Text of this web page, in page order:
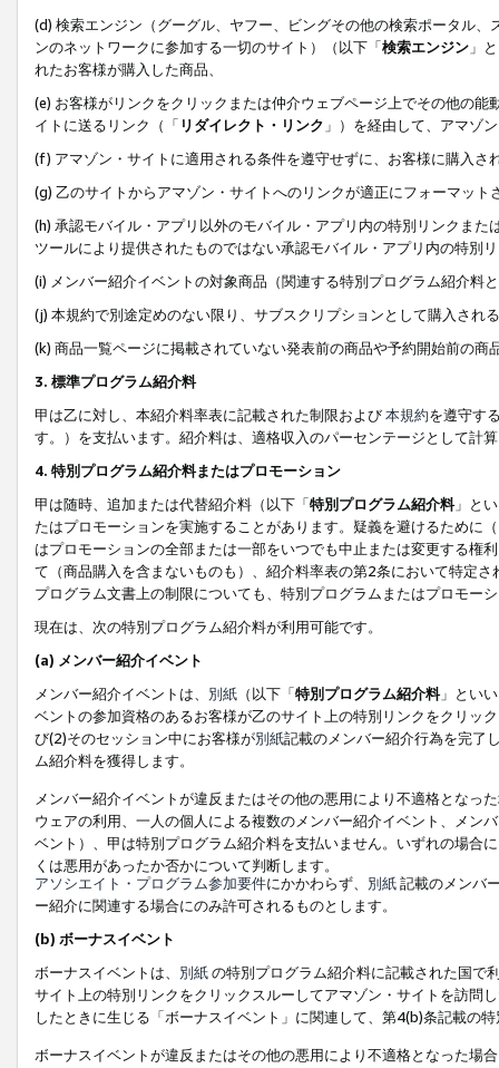
(d) 検索エンジン（グーグル、ヤフー、ビングその他の検索ポータル
ンのネットワークに参加する一切のサイト）（以下「検索エンジン 」
れたお客様が購入した商品、
(e) お客様がリンクをクリックまたは仲介ウェブページ上でその他の
イトに送るリンク（「 リダイレクト・リンク 」）を経由して、アマゾ
(f) アマゾン・サイトに適用される条件を遵守せずに、お客様に購入さ
(g) 乙のサイトからアマゾン・サイトへのリンクが適正にフォーマッ
(h) 承認モバイル・アプリ以外のモバイル・アプリ内の特別リンクま
ツールにより提供されたものではない承認モバイル・アプリ内の特別
(i) メンバー紹介イベントの対象商品（関連する特別プログラム紹介料
(j) 本規約で別途定めのない限り、サブスクリプションとして購入され
(k) 商品一覧ページに掲載されていない発表前の商品や予約開始前の商
3. 標準プログラム紹介料
甲は乙に対し、本紹介料率表に記載された制限および本規約を遵守す
す。）を支払います。紹介料は、適格収入のパーセンテージとして計
4. 特別プログラム紹介料またはプロモーション
甲は随時、追加または代替紹介料（以下「特別プログラム紹介料」と
たはプロモーションを実施することがあります。疑義を避けるために
はプロモーションの全部または一部をいつでも中止または変更する権
て（商品購入を含まないものも）、紹介料率表の第2条において特定
プログラム文書上の制限についても、特別プログラムまたはプロモー
現在は、次の特別プログラム紹介料が利用可能です。
(a) メンバー紹介イベント
メンバー紹介イベントは、 別紙 （以下「特別プログラム紹介料」とい
ベントの参加資格のあるお客様が乙のサイト上の特別リンクをクリッ
び(2)そのセッション中にお客様が別紙記載のメンバー紹介行為を完了
ム紹介料を獲得します。
メンバー紹介イベントが違反またはその他の悪用により不適格となっ
ウェアの利用、一人の個人による複数のメンバー紹介イベント、メン
ベント）、甲は特別プログラム紹介料を支払いません。いずれの場合
くは悪用があったか否かについて判断します。
アソシエイト・プログラム参加要件にかかわらず、 別紙記載のメンバ
ー紹介に関連する場合にのみ許可されるものとします。
(b) ボーナスイベント
ボーナスイベントは、 別紙の特別プログラム紹介料に記載された国で
サイト上の特別リンクをクリックスルーしてアマゾン・サイトを訪問
したときに生じる「ボーナスイベント」に関連して、第4(b)条記載の
ボーナスイベントが違反またはその他の悪用により不適格となった場